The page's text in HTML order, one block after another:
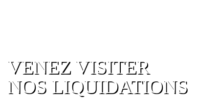
VENEZ VISITER
NOS LIQUIDATIONS